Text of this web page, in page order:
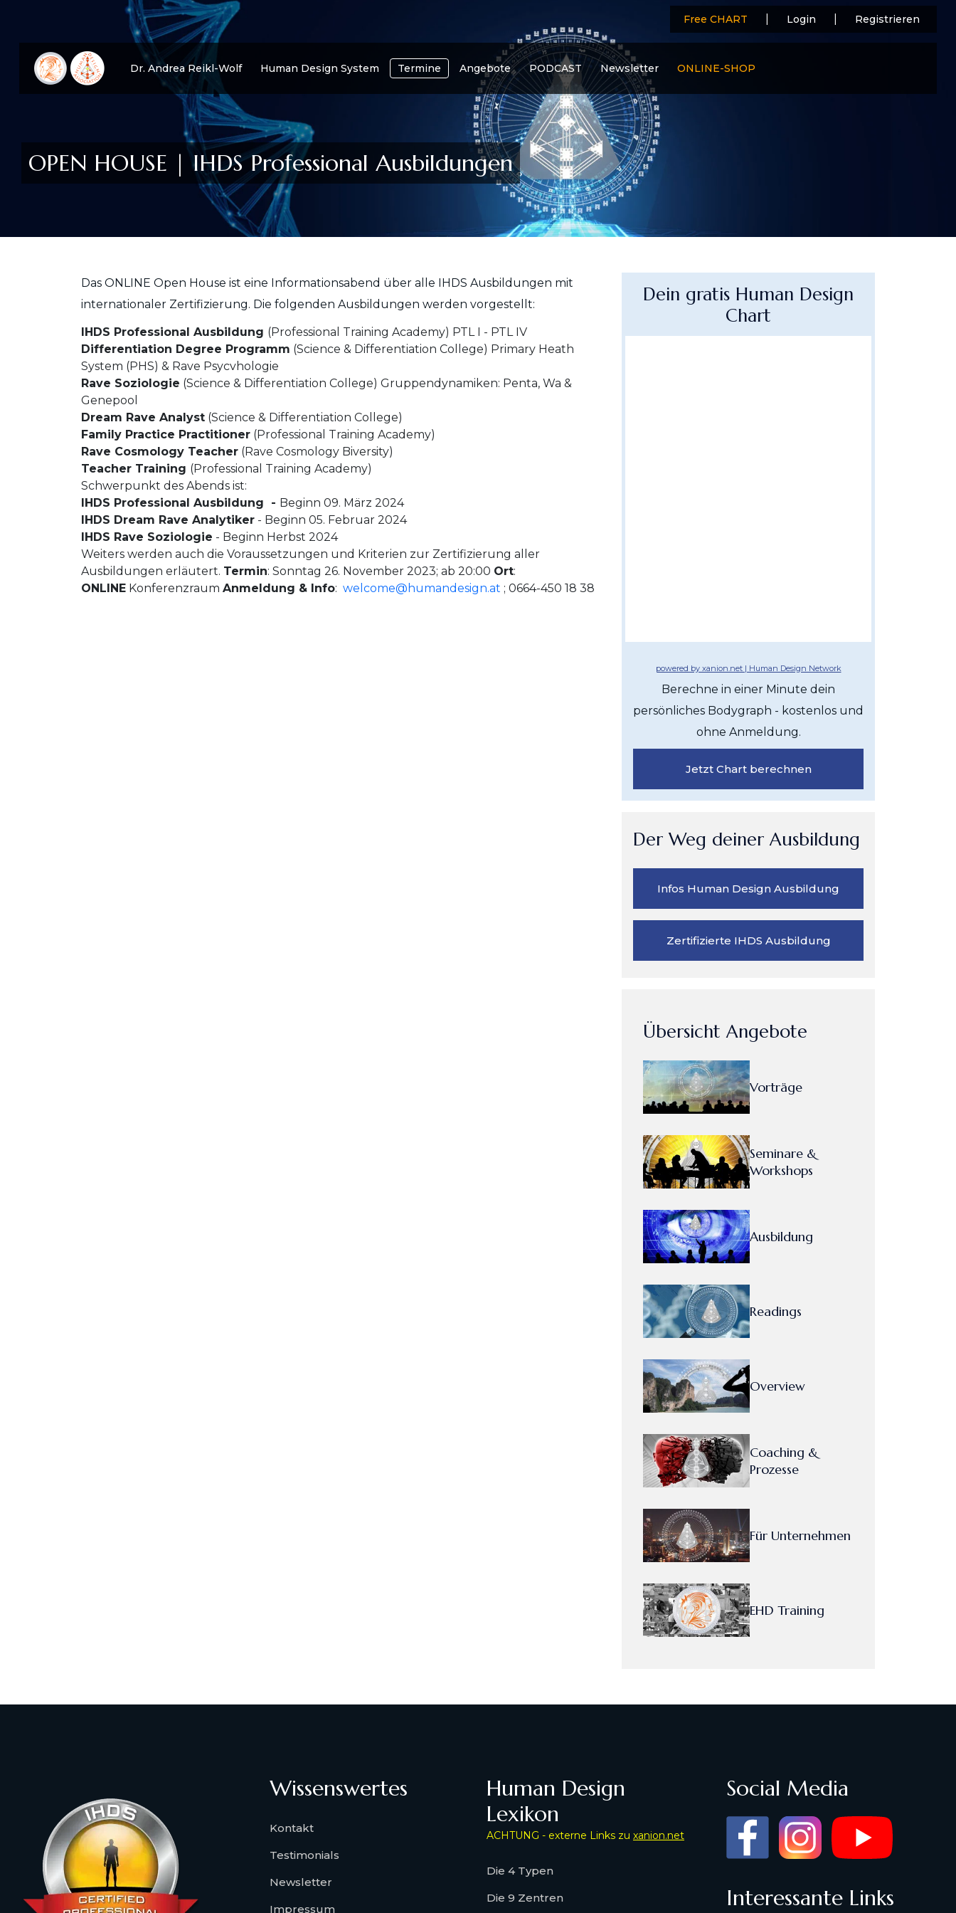
Dr. Andrea Reikl-Wolf Human Design System Termine Angebote PODCAST Newsletter ONLINE-SHOP
Free CHART Login Registrieren
OPEN HOUSE | IHDS Professional Ausbildungen
Das ONLINE Open House ist eine Informationsabend über alle IHDS Ausbildungen mit
internationaler Zertifizierung. Die folgenden Ausbildungen werden vorgestellt:
IHDS Professional Ausbildung (Professional Training Academy) PTL I - PTL IV
Differentiation Degree Programm (Science & Differentiation College) Primary Heath
System (PHS) & Rave Psycvhologie
Rave Soziologie (Science & Differentiation College) Gruppendynamiken: Penta, Wa &
Genepool
Dream Rave Analyst (Science & Differentiation College)
Family Practice Practitioner (Professional Training Academy)
Rave Cosmology Teacher (Rave Cosmology Biversity)
Teacher Training (Professional Training Academy)
Schwerpunkt des Abends ist:
IHDS Professional Ausbildung - Beginn 09. März 2024
IHDS Dream Rave Analytiker - Beginn 05. Februar 2024
IHDS Rave Soziologie - Beginn Herbst 2024
Weiters werden auch die Voraussetzungen und Kriterien zur Zertifizierung aller
Ausbildungen erläutert. Termin: Sonntag 26. November 2023; ab 20:00 Ort:
ONLINE Konferenzraum Anmeldung & Info: welcome@humandesign.at ; 0664-450 18 38
Dein gratis Human Design
Chart
powered by xanion.net | Human Design Network
Berechne in einer Minute dein
persönliches Bodygraph - kostenlos und
ohne Anmeldung.
Jetzt Chart berechnen
Der Weg deiner Ausbildung
Infos Human Design Ausbildung
Zertifizierte IHDS Ausbildung
Übersicht Angebote
Vorträge
Seminare &
Workshops
Ausbildung
Readings
Overview
Coaching &
Prozesse
Für Unternehmen
EHD Training
Wissenswertes
Kontakt
Testimonials
Newsletter
Impressum
Human Design
Lexikon
ACHTUNG - externe Links zu xanion.net
Die 4 Typen
Die 9 Zentren
Social Media
Interessante Links